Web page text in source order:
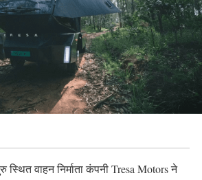
स्थित वाहन निर्माता कंपनी Tresa Motors ने